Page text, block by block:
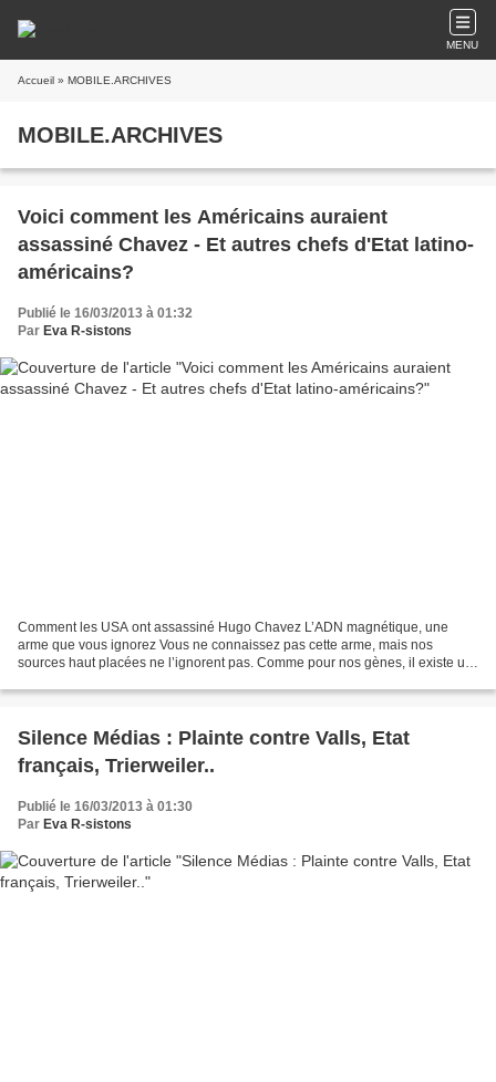
MENU
Accueil » MOBILE.ARCHIVES
MOBILE.ARCHIVES
Voici comment les Américains auraient
assassiné Chavez - Et autres chefs d'Etat latino-
américains?
Publié le 16/03/2013 à 01:32
Par Eva R-sistons
Comment les USA ont assassiné Hugo Chavez L’ADN magnétique, une
arme que vous ignorez Vous ne connaissez pas cette arme, mais nos
sources haut placées ne l’ignorent pas. Comme pour nos gènes, il existe un
Silence Médias : Plainte contre Valls, Etat
français, Trierweiler..
Publié le 16/03/2013 à 01:30
Par Eva R-sistons